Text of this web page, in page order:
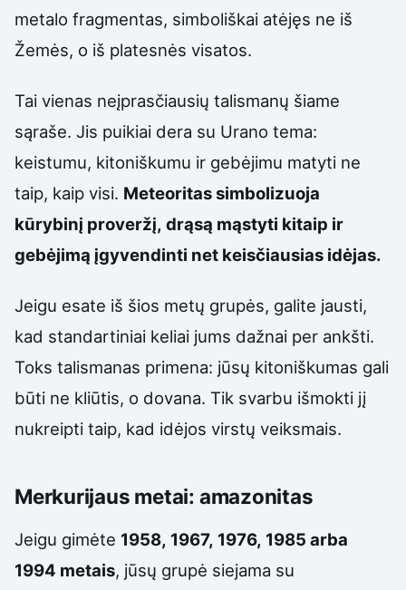
metalo fragmentas, simboliškai atėjęs ne iš
Žemės, o iš platesnės visatos.
Tai vienas neįprasčiausių talismanų šiame
sąraše. Jis puikiai dera su Urano tema:
keistumu, kitoniškumu ir gebėjimu matyti ne
taip, kaip visi. Meteoritas simbolizuoja
kūrybinį proveržį, drąsą mąstyti kitaip ir
gebėjimą įgyvendinti net keisčiausias idėjas.
Jeigu esate iš šios metų grupės, galite jausti,
kad standartiniai keliai jums dažnai per ankšti.
Toks talismanas primena: jūsų kitoniškumas gali
būti ne kliūtis, o dovana. Tik svarbu išmokti jį
nukreipti taip, kad idėjos virstų veiksmais.
Merkurijaus metai: amazonitas
Jeigu gimėte 1958, 1967, 1976, 1985 arba
1994 metais, jūsų grupė siejama su